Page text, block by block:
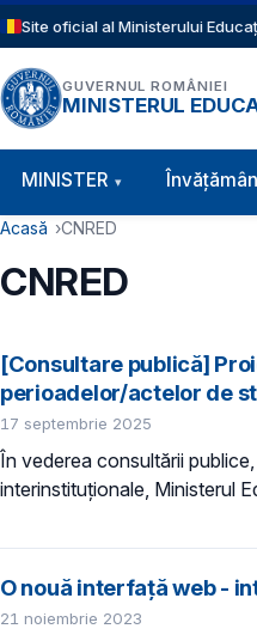
Sari la conținutul principal
Site oficial al Ministerului
GUVERNUL ROMÂNIEI
MINISTERUL
Navigație
MINISTER
Cale de navigare
Acasă CNRED
CNRED
[Consultare publică]
perioadelor/actelor de
17 septembrie 2025
În vederea consultării
interinstituționale, Ministerul
O nouă interfață web -
21 noiembrie 2023